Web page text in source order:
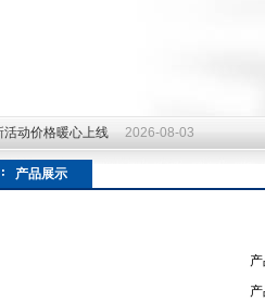
活动价格暖心上线 2026-08-03
动价格暖心上线
产品展示
产
产